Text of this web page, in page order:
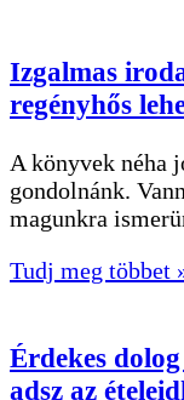
Izgalmas
regényhős
A könyvek néha
gondolnánk.
magunkra
Tudj meg többet
Érdekes
adsz az